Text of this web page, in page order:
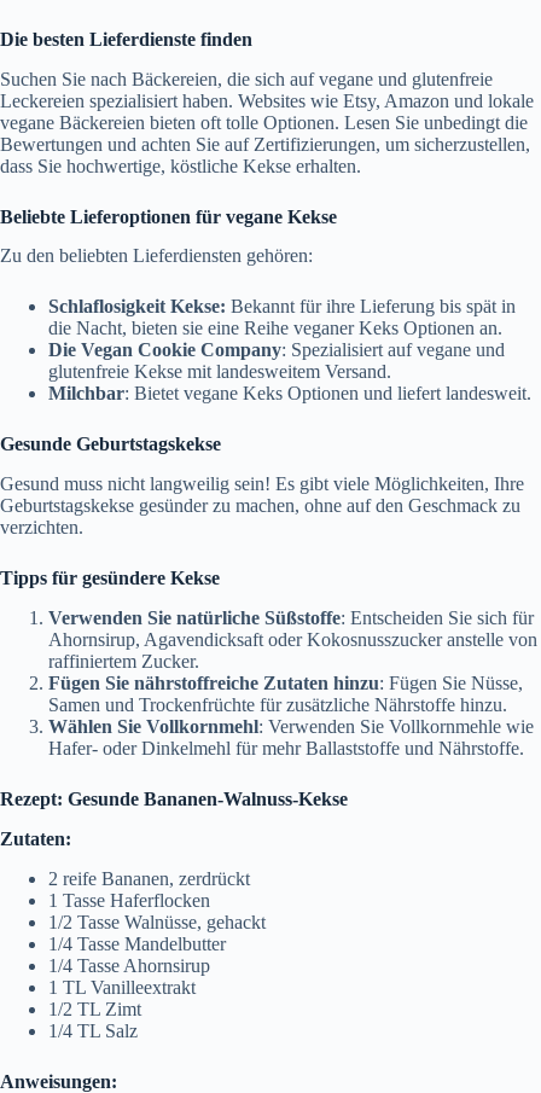
Die besten Lieferdienste finden
Suchen Sie nach Bäckereien, die sich auf vegane und glutenfreie
Leckereien spezialisiert haben. Websites wie Etsy, Amazon und lokale
vegane Bäckereien bieten oft tolle Optionen. Lesen Sie unbedingt die
Bewertungen und achten Sie auf Zertifizierungen, um sicherzustellen,
dass Sie hochwertige, köstliche Kekse erhalten.
Beliebte Lieferoptionen für vegane Kekse
Zu den beliebten Lieferdiensten gehören:
Schlaflosigkeit Kekse: Bekannt für ihre Lieferung bis spät in
die Nacht, bieten sie eine Reihe veganer Keks Optionen an.
Die Vegan Cookie Company: Spezialisiert auf vegane und
glutenfreie Kekse mit landesweitem Versand.
Milchbar: Bietet vegane Keks Optionen und liefert landesweit.
Gesunde Geburtstagskekse
Gesund muss nicht langweilig sein! Es gibt viele Möglichkeiten, Ihre
Geburtstagskekse gesünder zu machen, ohne auf den Geschmack zu
verzichten.
Tipps für gesündere Kekse
Verwenden Sie natürliche Süßstoffe: Entscheiden Sie sich für
Ahornsirup, Agavendicksaft oder Kokosnusszucker anstelle von
raffiniertem Zucker.
Fügen Sie nährstoffreiche Zutaten hinzu: Fügen Sie Nüsse,
Samen und Trockenfrüchte für zusätzliche Nährstoffe hinzu.
Wählen Sie Vollkornmehl: Verwenden Sie Vollkornmehle wie
Hafer- oder Dinkelmehl für mehr Ballaststoffe und Nährstoffe.
Rezept: Gesunde Bananen-Walnuss-Kekse
Zutaten:
2 reife Bananen, zerdrückt
1 Tasse Haferflocken
1/2 Tasse Walnüsse, gehackt
1/4 Tasse Mandelbutter
1/4 Tasse Ahornsirup
1 TL Vanilleextrakt
1/2 TL Zimt
1/4 TL Salz
Anweisungen: